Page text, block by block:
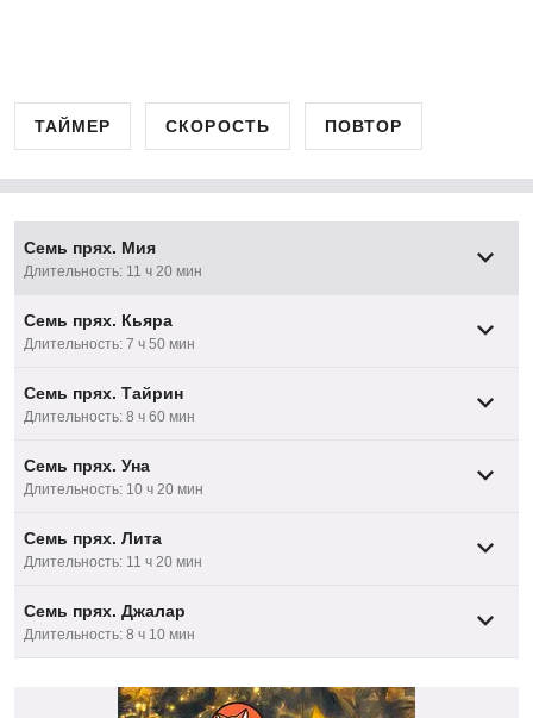
ТАЙМЕР СКОРОСТЬ ПОВТОР
Семь прях. Мия
Длительность: 11 ч 20 мин
Семь прях. Кьяра
Длительность: 7 ч 50 мин
Семь прях. Тайрин
Длительность: 8 ч 60 мин
Семь прях. Уна
Длительность: 10 ч 20 мин
Семь прях. Лита
Длительность: 11 ч 20 мин
Семь прях. Джалар
Длительность: 8 ч 10 мин